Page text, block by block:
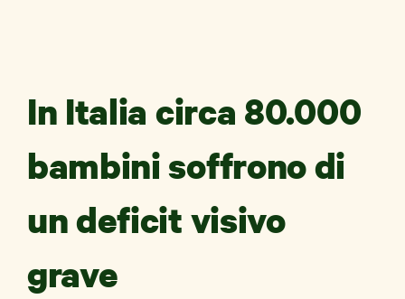
SOSTIENICI
Aziende
In Italia circa 80.000
bambini soffrono di
un deficit visivo
grave